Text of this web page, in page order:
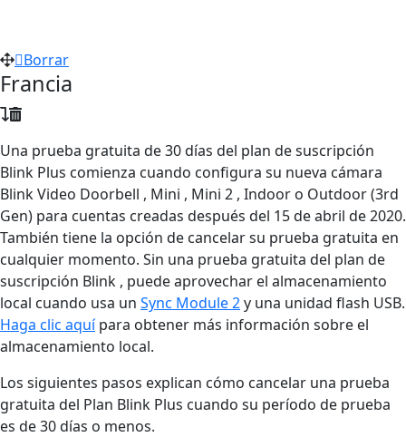
Borrar
Francia
Una prueba gratuita de 30 días del plan de suscripción
Blink Plus comienza cuando configura su nueva cámara
Blink Video Doorbell , Mini , Mini 2 , Indoor o Outdoor (3rd
Gen) para cuentas creadas después del 15 de abril de 2020.
También tiene la opción de cancelar su prueba gratuita en
cualquier momento. Sin una prueba gratuita del plan de
suscripción Blink , puede aprovechar el almacenamiento
local cuando usa un Sync Module 2y una unidad flash USB.
Haga clic aquípara obtener más información sobre el
almacenamiento local.
Los siguientes pasos explican cómo cancelar una prueba
gratuita del Plan Blink Plus cuando su período de prueba
es de 30 días o menos.